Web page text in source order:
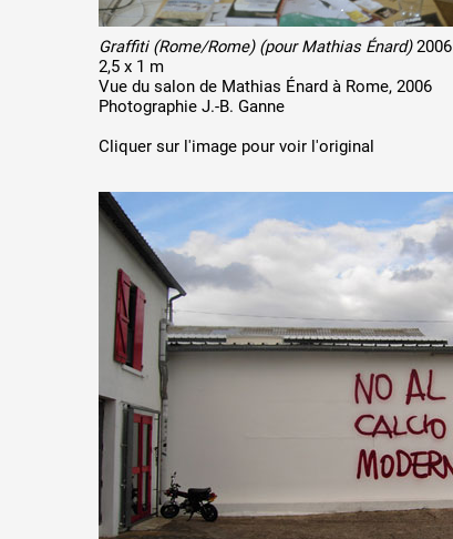
Graffiti (Rome/Rome) (pour Mathias Énard)2006
2,5 x 1 m
Vue du salon de Mathias Énard à Rome, 2006
Photographie J.-B. Ganne
Cliquer sur l'image pour voir l'original